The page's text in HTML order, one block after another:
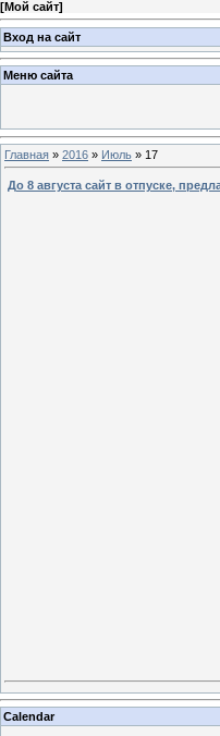
[Мой сайт]
Вход на сайт
Меню сайта
Главная » 2016 » Июль » 17
До 8 августа сайт в отпуске,
Calendar